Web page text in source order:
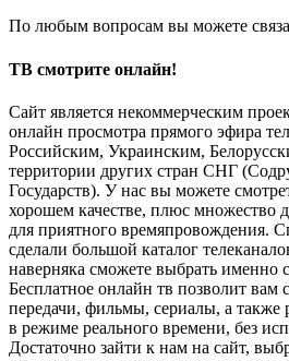
По любым вопросам вы можете
ТВ смотрите онлайн!
Сайт является некоммерческим
онлайн просмотра прямого эфира
Российским, Украинским,
территории других стран СНГ
Государств). У нас вы можете
хорошем качестве, плюс множество
для приятного времяпровождения.
сделали большой каталог
наверняка сможете выбрать именно
Бесплатное онлайн тв позволит
передачи, фильмы, сериалы, а также
в режиме реального времени, без
Достаточно зайти к нам на сайт,